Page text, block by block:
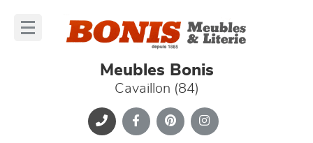
Meubles Bonis
Cavaillon (84)